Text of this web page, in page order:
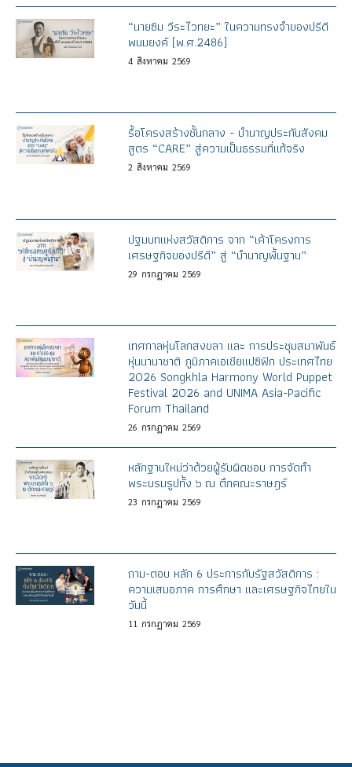
“นายซิม วีระไวทยะ” ในความทรงจำของปรีดี
พนมยงค์ (พ.ศ.2486)
4 สิงหาคม 2569
รื้อโครงสร้างชั้นกลาง - บำนาญประกันสังคม
สูตร “CARE” สู่ความเป็นธรรมที่แท้จริง
2 สิงหาคม 2569
ปฐมบทแห่งสวัสดิการ จาก “เค้าโครงการ
เศรษฐกิจของปรีดี” สู่ “บำนาญพื้นฐาน”
29 กรกฎาคม 2569
เทศกาลหุ่นโลกสงขลา และ การประชุมสมาพันธ์
หุ่นนานาชาติ ภูมิภาคเอเชียแปซิฟิก ประเทศไทย
2026 Songkhla Harmony World Puppet
Festival 2026 and UNIMA Asia-Pacific
Forum Thailand
26 กรกฎาคม 2569
หลักฐานใหม่ว่าด้วยผู้รับผิดชอบ การจัดทำ
พระบรมรูปทั้ง ๖ ณ ตึกคณะราษฎร์
23 กรกฎาคม 2569
ถาม-ตอบ หลัก 6 ประการกับรัฐสวัสดิการ :
ความเสมอภาค การศึกษา และเศรษฐกิจไทยใน
วันนี้
11 กรกฎาคม 2569